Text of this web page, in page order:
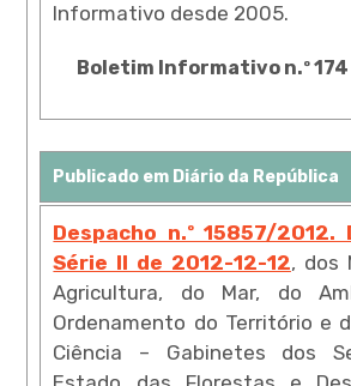
Informativo desde 2005.
Boletim Informativo n.º 174
Publicado em Diário da República
Despacho n.º 15857/2012.
Série II de 2012-12-12, dos
Agricultura, do Mar, do
Ordenamento do Território e
Ciência – Gabinetes dos